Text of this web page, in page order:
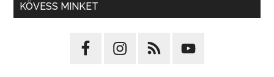
KÖVESS MINKET